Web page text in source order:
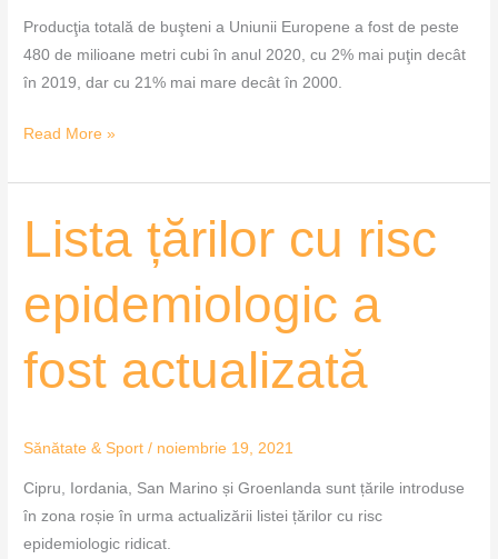
Producţia totală de buşteni a Uniunii Europene a fost de peste
480 de milioane metri cubi în anul 2020, cu 2% mai puţin decât
în 2019, dar cu 21% mai mare decât în 2000.
Read More »
Lista țărilor cu risc
epidemiologic a
fost actualizată
Sănătate & Sport / noiembrie 19, 2021
Cipru, Iordania, San Marino și Groenlanda sunt țările introduse
în zona roșie în urma actualizării listei țărilor cu risc
epidemiologic ridicat.
Lista
risc
epidemiologic
a
fost